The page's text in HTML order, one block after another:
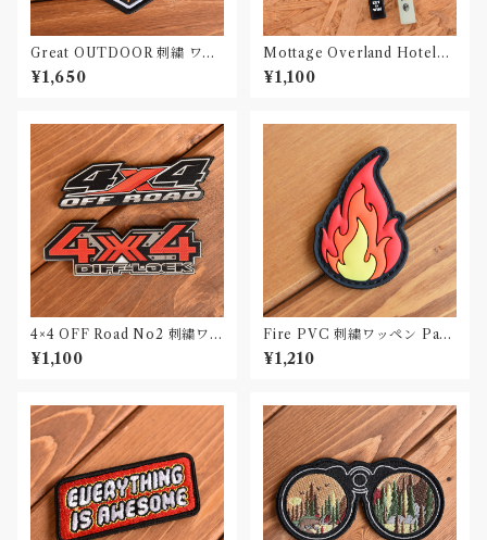
Great OUTDOOR 刺繍 ワッ
ペン Patch
¥1,650
Mottage Overland Hotelキ
ーホルダー
¥1,100
4×4 OFF Road No2 刺繍ワッ
ペン Patch
¥1,100
Fire PVC 刺繍ワッペン Patc
h
¥1,210